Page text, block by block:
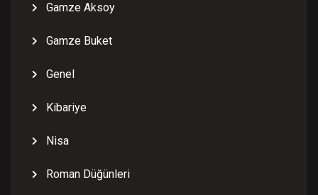
Gamze Aksoy
Gamze Buket
Genel
Kibariye
Nisa
Roman Düğünleri